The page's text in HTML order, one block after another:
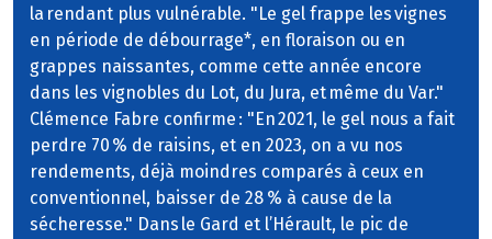
la rendant plus vulnérable. "Le gel frappe les vignes
en période de débourrage*, en floraison ou en
grappes naissantes, comme cette année encore
dans les vignobles du Lot, du Jura, et même du Var."
Clémence Fabre confirme : "En 2021, le gel nous a fait
perdre 70 % de raisins, et en 2023, on a vu nos
rendements, déjà moindres comparés à ceux en
conventionnel, baisser de 28 % à cause de la
sécheresse." Dans le Gard et l’Hérault, le pic de